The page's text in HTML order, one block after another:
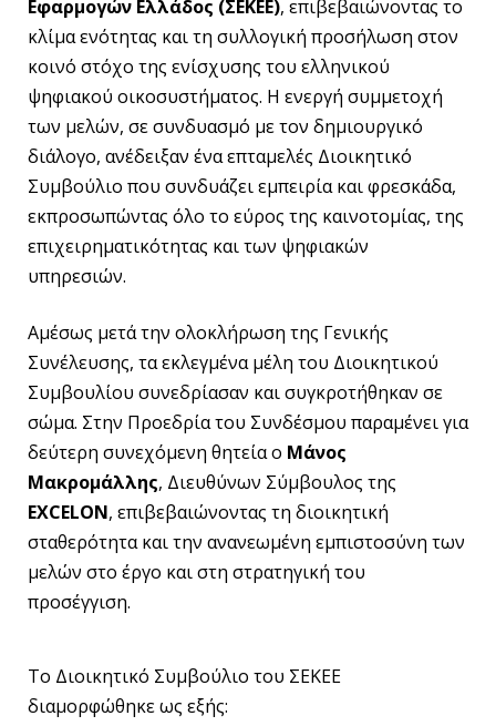
Εφαρμογών Ελλάδος (ΣΕΚΕΕ), επιβεβαιώνοντας το
κλίμα ενότητας και τη συλλογική προσήλωση στον
κοινό στόχο της ενίσχυσης του ελληνικού
ψηφιακού οικοσυστήματος. Η ενεργή συμμετοχή
των μελών, σε συνδυασμό με τον δημιουργικό
διάλογο, ανέδειξαν ένα επταμελές Διοικητικό
Συμβούλιο που συνδυάζει εμπειρία και φρεσκάδα,
εκπροσωπώντας όλο το εύρος της καινοτομίας, της
επιχειρηματικότητας και των ψηφιακών
υπηρεσιών.
Αμέσως μετά την ολοκλήρωση της Γενικής
Συνέλευσης, τα εκλεγμένα μέλη του Διοικητικού
Συμβουλίου συνεδρίασαν και συγκροτήθηκαν σε
σώμα. Στην Προεδρία του Συνδέσμου παραμένει για
δεύτερη συνεχόμενη θητεία ο Μάνος
Μακρομάλλης, Διευθύνων Σύμβουλος της
EXCELON, επιβεβαιώνοντας τη διοικητική
σταθερότητα και την ανανεωμένη εμπιστοσύνη των
μελών στο έργο και στη στρατηγική του
προσέγγιση.
Το Διοικητικό Συμβούλιο του ΣΕΚΕΕ
διαμορφώθηκε ως εξής: